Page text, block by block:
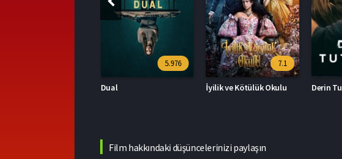
7.1
İyilik ve Kötülük Okulu
6.16
Kasaba
Film hakkındaki düşüncelerinizi paylaşın